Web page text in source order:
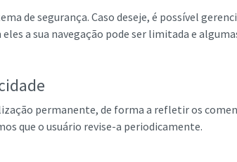
de segurança. Caso deseje, é possível
a sua navegação pode ser limitada e
permanente, de forma a refletir os
que o usuário revise-a periodicamente.